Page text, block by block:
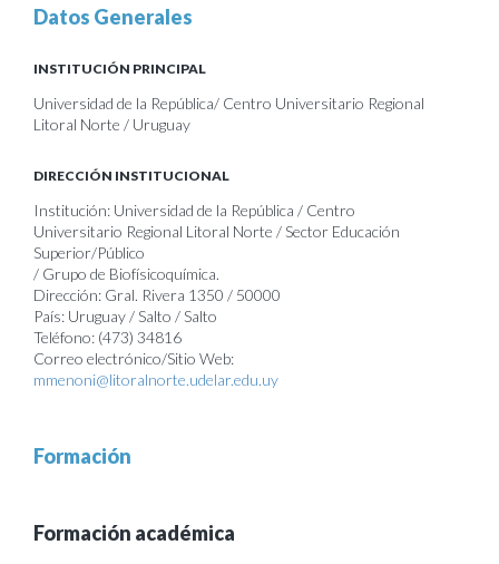
Datos Generales
INSTITUCIÓN PRINCIPAL
Universidad de la República/ Centro Universitario Regional
Litoral Norte / Uruguay
DIRECCIÓN INSTITUCIONAL
Institución: Universidad de la República / Centro
Universitario Regional Litoral Norte / Sector Educación
Superior/Público
/ Grupo de Biofísicoquímica.
Dirección: Gral. Rivera 1350 / 50000
País: Uruguay / Salto / Salto
Teléfono: (473) 34816
Correo electrónico/Sitio Web:
mmenoni@litoralnorte.udelar.edu.uy
Formación
Formación académica